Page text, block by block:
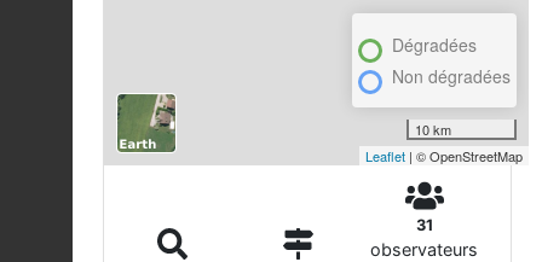
Dégradées
Non dégradées
10 km
Leaflet | © OpenStreetMap
31
observateurs